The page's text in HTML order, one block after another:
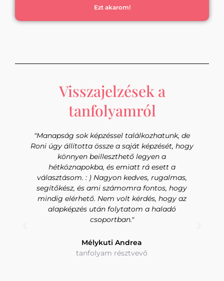
Ezt akarom!
Visszajelzések a
tanfolyamról
"Fantasztikus élmény volt számomra. Az
ahogyan tanítasz, az a lendület és lelkesedés,
igazából, ha mindenki így tanítani, akkor nem
lenne gond a világban az iskolákban.
Hatalmas önismeretet, és elfogadást.
Valamint tudom, hogy valóban mik azok a
gyengeségek, amikre oda kell figyelnem."
Ungvári Mónika